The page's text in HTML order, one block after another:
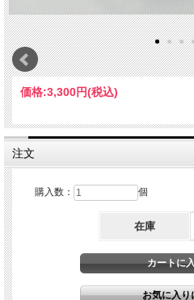
価格:3,300円(税込)
注文
購入数： 個
在庫